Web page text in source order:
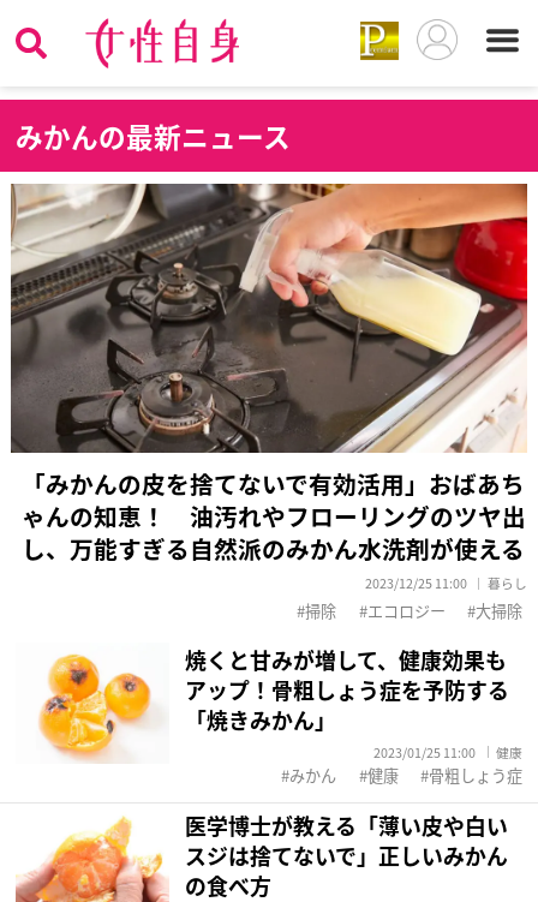
みかんの最新ニュース
「みかんの皮を捨てないで有効活用」おばあち
ゃんの知恵！ 油汚れやフローリングのツヤ出
し、万能すぎる自然派のみかん水洗剤が使える
2023/12/25 11:00 暮らし
掃除 エコロジー 大掃除
焼くと甘みが増して、健康効果も
アップ！骨粗しょう症を予防する
「焼きみかん」
2023/01/25 11:00 健康
みかん 健康 骨粗しょう症
医学博士が教える「薄い皮や白い
スジは捨てないで」正しいみかん
の食べ方